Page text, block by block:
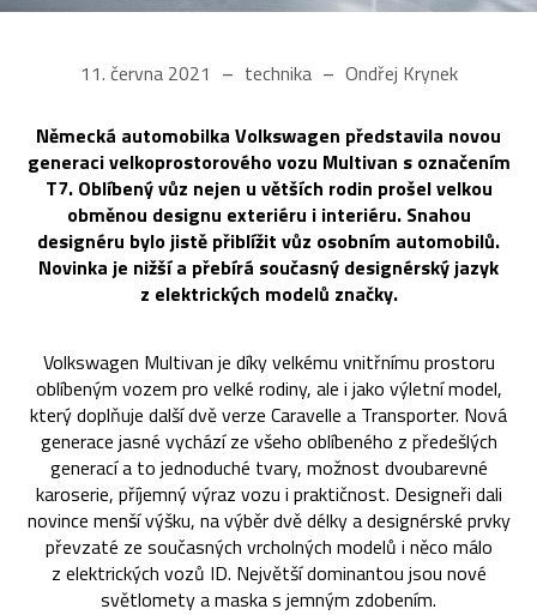
11. června 2021 technika Ondřej Krynek
Německá automobilka Volkswagen představila novou
generaci velkoprostorového vozu Multivan s označením
T7. Oblíbený vůz nejen u větších rodin prošel velkou
obměnou designu exteriéru i interiéru. Snahou
designéru bylo jistě přiblížit vůz osobním automobilů.
Novinka je nižší a přebírá současný designérský jazyk
z elektrických modelů značky.
Volkswagen Multivan je díky velkému vnitřnímu prostoru
oblíbeným vozem pro velké rodiny, ale i jako výletní model,
který doplňuje další dvě verze Caravelle a Transporter. Nová
generace jasné vychází ze všeho oblíbeného z předešlých
generací a to jednoduché tvary, možnost dvoubarevné
karoserie, příjemný výraz vozu i praktičnost. Designeři dali
novince menší výšku, na výběr dvě délky a designérské prvky
převzaté ze současných vrcholných modelů i něco málo
z elektrických vozů ID. Největší dominantou jsou nové
světlomety a maska s jemným zdobením.